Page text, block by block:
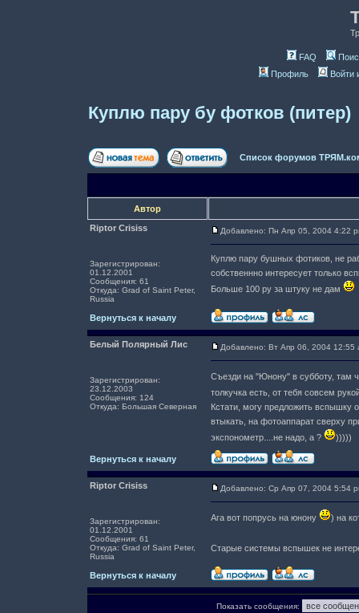
FAQ
Профиль
Войти
Куплю пару бу фотков (питер)
Список форумов
Автор
Riptor Crisiss
Зарегистрирован:
01.12.2001
Сообщения: 61
Откуда: Grad of Saint Peter,
Russia
Добавлено: Пн Апр 05, 2004 4:22
Куплю пару бушных фотиков, не
собственнно интересует только
Больше 100 ру за штуку не дам
Вернуться к началу
Белый Полярный Лис
Зарегистрирован:
23.12.2003
Сообщения: 124
Откуда: Большая Северная
Добавлено: Вт Апр 06, 2004 12:55
Съезди на "Юнону" в субботу, там
толкучка есть, от тебя совсем
Кстати, могу предложить вспышку
втыкать, на фотоаппарат сверху
экспонометр....не надо, а ?
)))))
Вернуться к началу
Riptor Crisiss
Зарегистрирован:
01.12.2001
Сообщения: 61
Откуда: Grad of Saint Peter,
Russia
Добавлено: Ср Апр 07, 2004 5:54
Ага вот попрусь на юнону ) на
Старые системы вспышек не
Вернуться к началу
Показать сообщения: